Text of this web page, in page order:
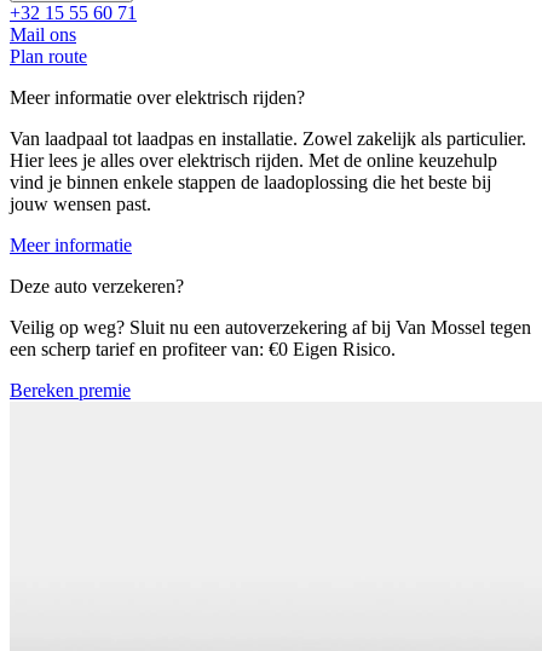
+32 15 55 60 71
Mail ons
Plan route
Meer informatie over elektrisch rijden?
Van laadpaal tot laadpas en installatie. Zowel zakelijk als particulier.
Hier lees je alles over elektrisch rijden. Met de online keuzehulp
vind je binnen enkele stappen de laadoplossing die het beste bij
jouw wensen past.
Meer informatie
Deze auto verzekeren?
Veilig op weg? Sluit nu een autoverzekering af bij Van Mossel tegen
een scherp tarief en profiteer van: €0 Eigen Risico.
Bereken premie